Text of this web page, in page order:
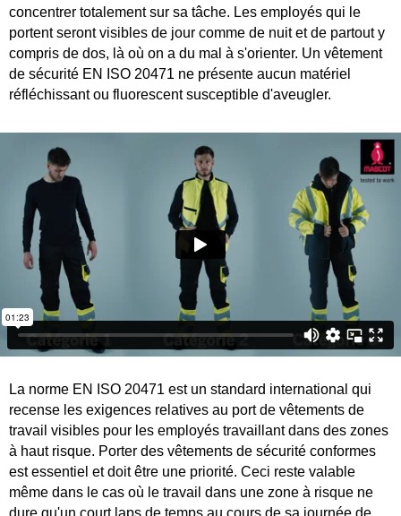
concentrer totalement sur sa tâche. Les employés qui le
portent seront visibles de jour comme de nuit et de partout y
compris de dos, là où on a du mal à s'orienter. Un vêtement
de sécurité EN ISO 20471 ne présente aucun matériel
réfléchissant ou fluorescent susceptible d'aveugler.
La norme EN ISO 20471 est un standard international qui
recense les exigences relatives au port de vêtements de
travail visibles pour les employés travaillant dans des zones
à haut risque. Porter des vêtements de sécurité conformes
est essentiel et doit être une priorité. Ceci reste valable
même dans le cas où le travail dans une zone à risque ne
dure qu'un court laps de temps au cours de sa journée de